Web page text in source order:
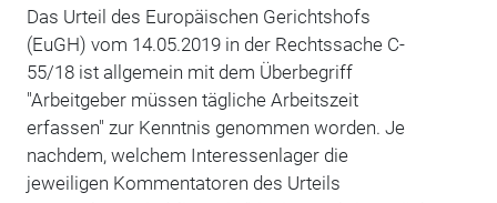
Das Urteil des Europäischen Gerichtshofs
(EuGH) vom 14.05.2019 in der Rechtssache C-
55/18 ist allgemein mit dem Überbegriff
"Arbeitgeber müssen tägliche Arbeitszeit
erfassen" zur Kenntnis genommen worden. Je
nachdem, welchem Interessenlager die
jeweiligen Kommentatoren des Urteils